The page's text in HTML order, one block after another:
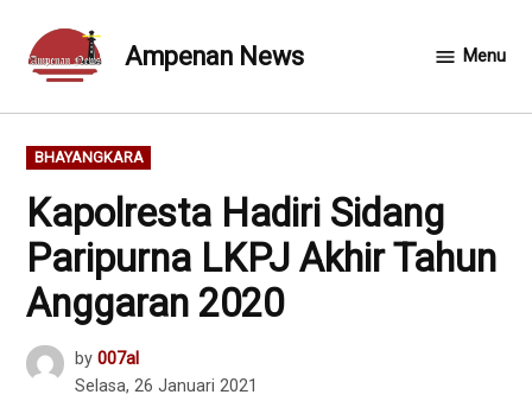
content
Ampenan News Menu
POSTED
IN
BHAYANGKARA
Kapolresta Hadiri Sidang
Paripurna LKPJ Akhir Tahun
Anggaran 2020
by 007al
Selasa, 26 Januari 2021